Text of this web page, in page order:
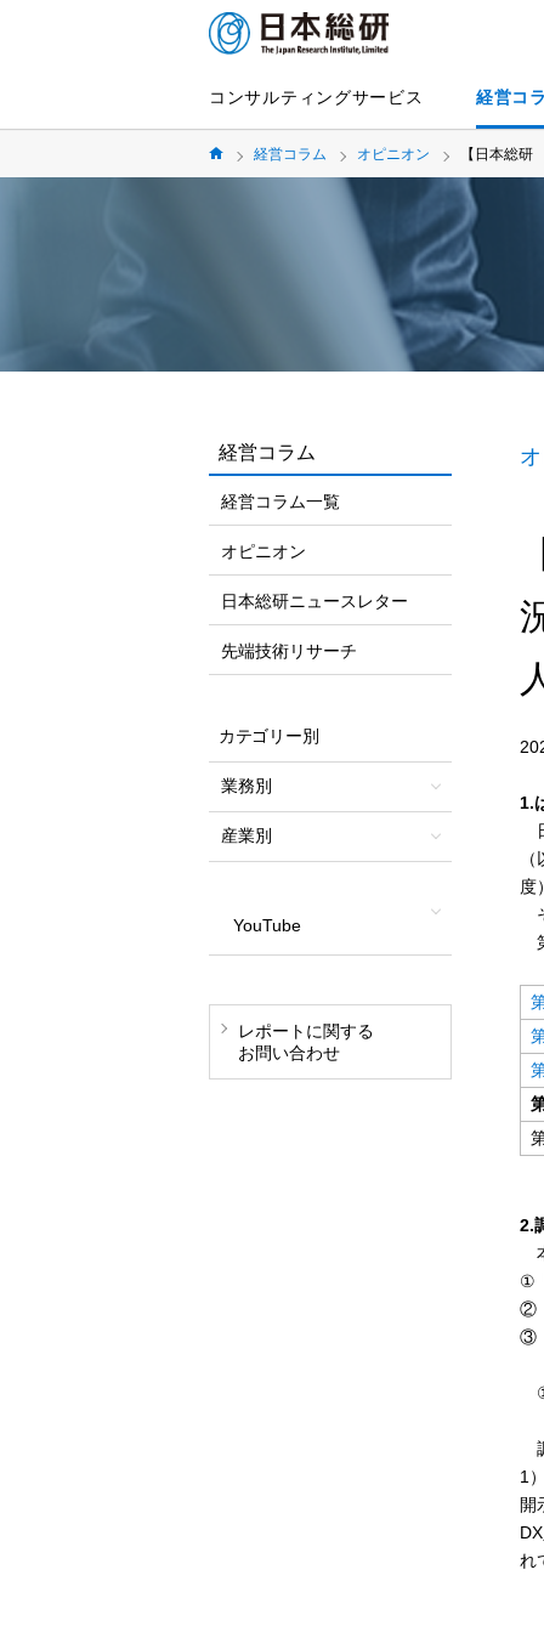
コンサルティングサービス 経営コ
経営コラム オピニオン 【日本総
1.
度
2.
①
②
③
①
1）
開
れ
経営コラム
経営コラム一覧
オピニオン
日本総研ニュースレター
先端技術リサーチ
カテゴリー別
業務別
産業別
YouTube
レポートに関する
お問い合わせ